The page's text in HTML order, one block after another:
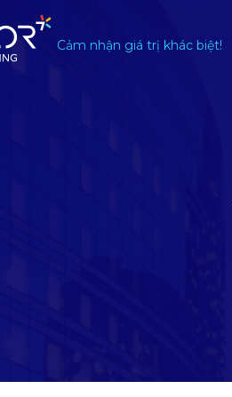
Cảm nhận giá trị khác biệt!